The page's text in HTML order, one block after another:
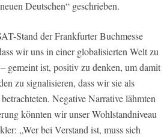
Deutschen“ geschrieben.
Stand der Frankfurter Buchmesse
wir uns in einer globalisierten Welt zu
gemeint ist, positiv zu denken, um damit
zu signalisieren, dass wir sie als
Negative Narrative lähmten
könnten wir unser Wohlstandniveau
„Wer bei Verstand ist, muss sich